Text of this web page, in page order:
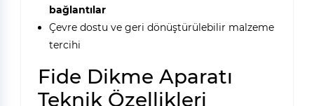
bağlantılar
Çevre dostu ve geri dönüştürülebilir malzeme
tercihi
Fide Dikme Aparatı
Teknik Özellikleri